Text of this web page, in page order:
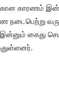
காரணம்
கைது